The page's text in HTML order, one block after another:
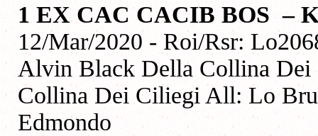
1 EX CAC CACIB BOS –
12/Mar/2020 - Roi/Rsr:
Alvin Black Della Collina
Collina Dei Ciliegi All: Lo
Edmondo